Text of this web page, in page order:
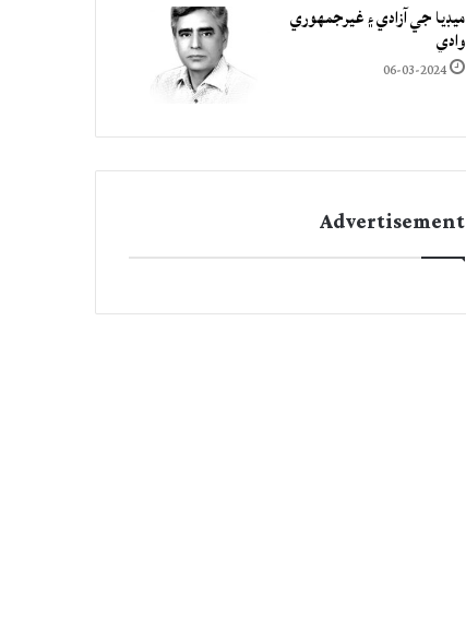
ميڊيا جي آزادي ۽ غيرجمھوري
وادي
06-03-2024
Advertisement